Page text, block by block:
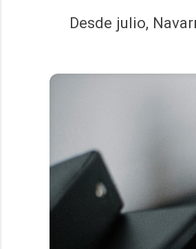
Desde julio,